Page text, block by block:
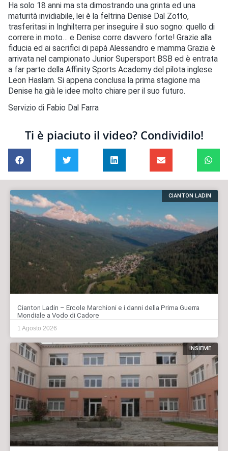
Ha solo 18 anni ma sta dimostrando una grinta ed una
maturità invidiabile, lei è la feltrina Denise Dal Zotto,
trasferitasi in Inghilterra per inseguire il suo sogno: quello di
correre in moto… e Denise corre davvero forte! Grazie alla
fiducia ed ai sacrifici di papà Alessandro e mamma Grazia è
arrivata nel campionato Junior Supersport BSB ed è entrata
a far parte della Affinity Sports Academy del pilota inglese
Leon Haslam. Si appena conclusa la prima stagione ma
Denise ha già le idee molto chiare per il suo futuro.
Servizio di Fabio Dal Farra
Ti è piaciuto il video? Condividilo!
CIANTON LADIN
Cianton Ladin – Ercole Marchioni e i danni della Prima Guerra
Mondiale a Vodo di Cadore
1 Agosto 2026
INSIEME